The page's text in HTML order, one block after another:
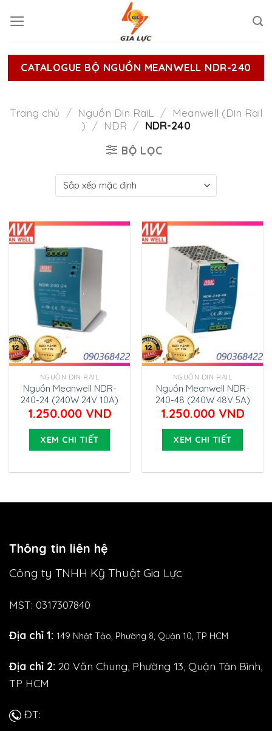
CATALOGUE BỘ NGUỒN MEANWELL NDR-240
Trang chủ / Nguồn Din RaiL / Meanwell (Din Rail
) / NDR / NDR-240
BỘ LỌC
NGUỒN DIN RAIL
Nguồn Meanwell NDR-
240-24 (240W 24V 10A)
1.250.000 VND
XEM CHI TIẾT
NGUỒN DIN RAIL
Nguồn Meanwell NDR-
240-48 (240W 48V 5A)
1.250.000 VND
XEM CHI TIẾT
Thông tin liên hệ
Công ty TNHH Kỹ Thuật Gia Lực
MST: 0317307840
Địa chỉ 1: 149 Nhật Tảo, Phường 8, Quận 10, TP HCM
Địa chỉ 2: 20 Văn Chung, Phường 13, Quận Tân Bình,
TP HCM
ĐT: